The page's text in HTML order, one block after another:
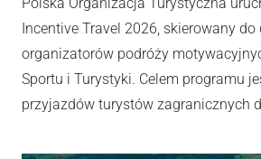
Incentive Travel 2026, skierowany
organizatorów podróży
Sportu i Turystyki. Celem programu
przyjazdów turystów zagranicznych